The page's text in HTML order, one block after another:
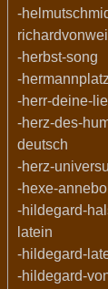
-
-herbst-song
-hermannplatz
-herr-deine-
-herz-des-
deutsch
-herz-
-hexe-
-hildegard-
latein
-hildegard-
-hildegard-